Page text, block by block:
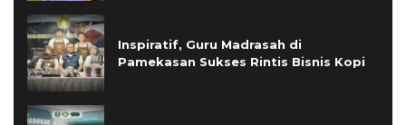
Inspiratif, Guru Madrasah di
Pamekasan Sukses Rintis Bisnis Kopi